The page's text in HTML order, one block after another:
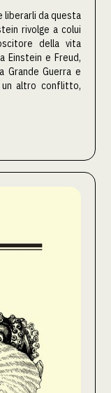
liberarli da questa
rivolge a colui
della vita
Einstein e Freud,
Grande Guerra e
altro conflitto,